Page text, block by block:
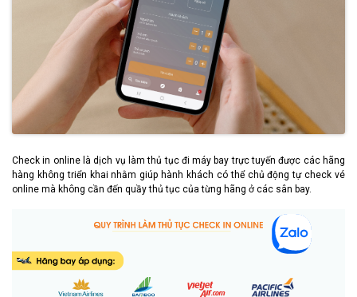
Check in online là dịch vụ làm thủ tục đi máy bay trực tuyến được các hãng
hàng không triển khai nhằm giúp hành khách có thể chủ động tự check vé
online mà không cần đến quầy thủ tục của từng hãng ở các sân bay.